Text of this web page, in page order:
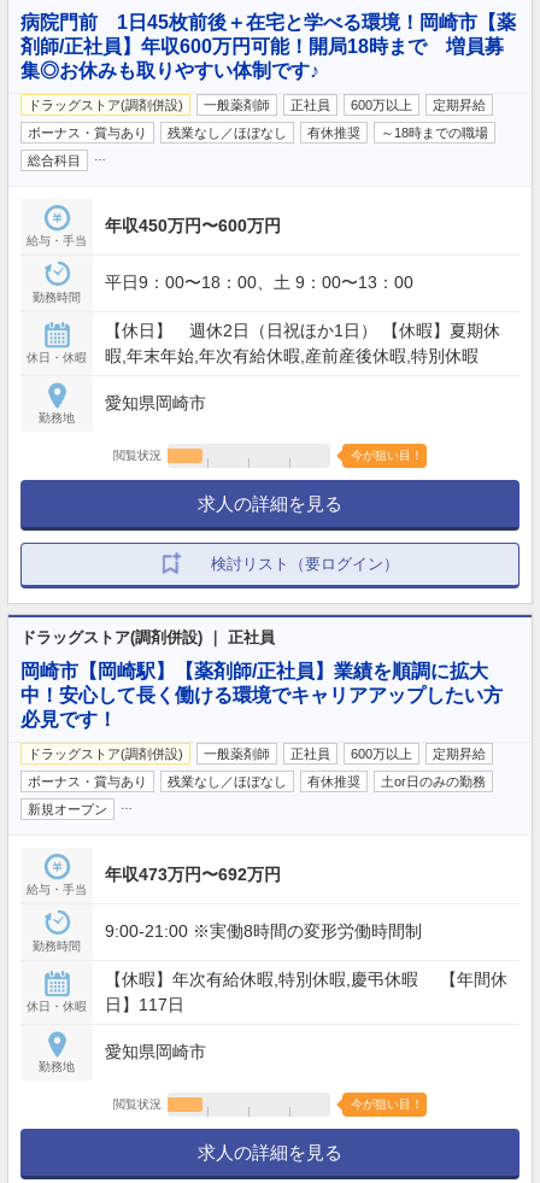
病院門前 1日45枚前後＋在宅と学べる環境！岡崎市【薬
剤師/正社員】年収600万円可能！開局18時まで 増員募
集◎お休みも取りやすい体制です♪
ドラッグストア(調剤併設) 一般薬剤師 正社員 600万以上
定期昇給
ボーナス・賞与あり
残業なし／ほぼなし 有休推奨
～18時までの職場
総合科目
給与・手当
年収450万円〜600万円
勤務時間
平日9：00〜18：00、土 9：00〜13：00
休日・休暇
【休日】 週休2日（日祝ほか1日） 【休暇】夏期休
暇,年末年始,年次有給休暇,産前産後休暇,特別休暇
勤務地
愛知県岡崎市
閲覧状況 今が狙い目！
求人の詳細を見る
検討リスト（要ログイン）
ドラッグストア(調剤併設) ｜ 正社員
岡崎市【岡崎駅】【薬剤師/正社員】業績を順調に拡大
中！安心して長く働ける環境でキャリアアップしたい方
必見です！
ドラッグストア(調剤併設) 一般薬剤師 正社員 600万以上
定期昇給
ボーナス・賞与あり
残業なし／ほぼなし 有休推奨
土or日のみの勤務
新規オープン
給与・手当
年収473万円〜692万円
勤務時間
9:00-21:00 ※実働8時間の変形労働時間制
休日・休暇
【休暇】年次有給休暇,特別休暇,慶弔休暇 【年間休
日】117日
勤務地
愛知県岡崎市
閲覧状況 今が狙い目！
求人の詳細を見る